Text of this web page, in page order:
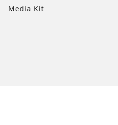
Media Kit